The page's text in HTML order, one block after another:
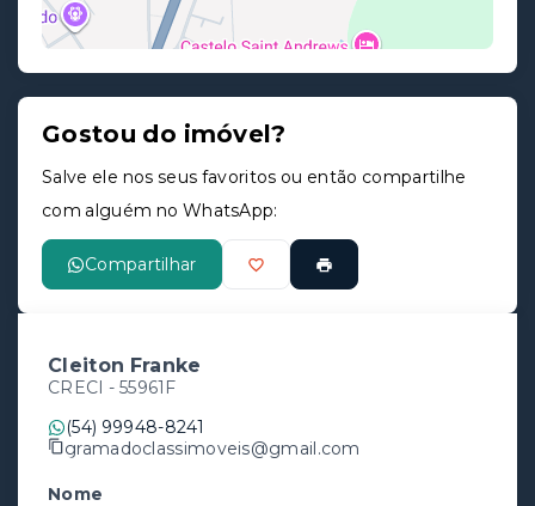
Gostou do imóvel?
Salve ele nos seus favoritos ou então compartilhe
com alguém no WhatsApp:
Compartilhar
Cleiton Franke
CRECI - 55961F
(54) 99948-8241
gramadoclassimoveis@gmail.com
Nome